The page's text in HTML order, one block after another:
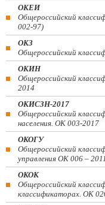
ОКЕИ
Общероссийский
002-97)
ОКЗ
Общероссийский
ОКИН
Общероссийский
2014
ОКИСЗН-2017
Общероссийский
населения. ОК 003-2017
ОКОГУ
Общероссийский
управления ОК 006 – 2011
ОКОК
Общероссийский
классификаторах. ОК